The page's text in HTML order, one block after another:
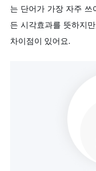
는 단어가 가장 자주 쓰
든 시각효과를 뜻하지
차이점이 있어요.